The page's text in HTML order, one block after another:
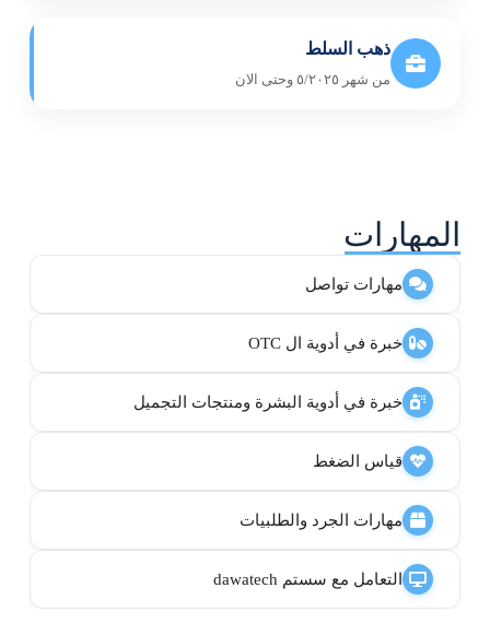
ذهب السلط
من شهر ٥/٢٠٢٥ وحتى الان
المهارات
مهارات تواصل
خبرة في أدوية ال OTC
خبرة في أدوية البشرة ومنتجات التجميل
قياس الضغط
مهارات الجرد والطلبيات
التعامل مع سستم dawatech